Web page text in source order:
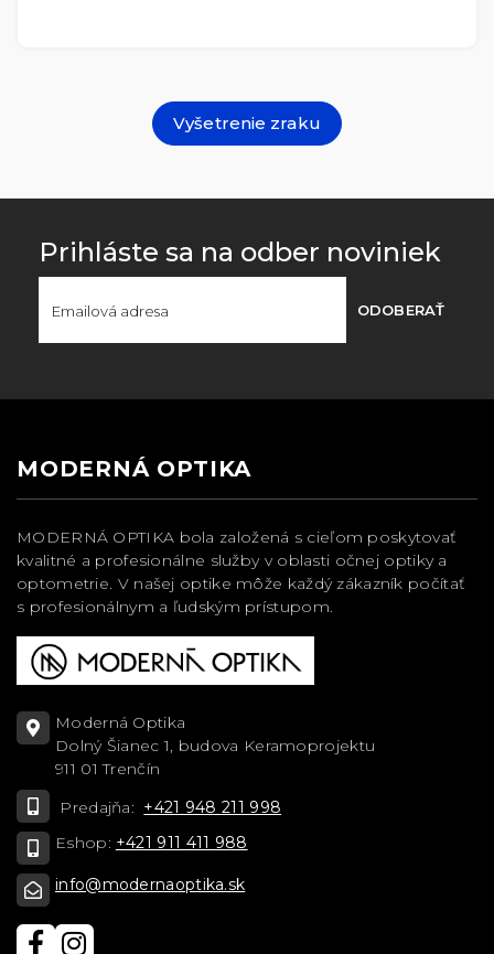
Vyšetrenie zraku
Prihláste sa na odber noviniek
ODOBERAŤ
MODERNÁ OPTIKA
MODERNÁ OPTIKA bola založená s cieľom poskytovať
kvalitné a profesionálne služby v oblasti očnej optiky a
optometrie. V našej optike môže každý zákazník počítať
s profesionálnym a ľudským prístupom.
Moderná Optika
Dolný Šianec 1, budova Keramoprojektu
911 01 Trenčín
Predajňa: +421 948 211 998
Eshop: +421 911 411 988
info@modernaoptika.sk